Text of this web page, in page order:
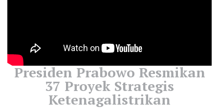
Presiden Prabowo Resmikan
37 Proyek Strategis
Ketenagalistrikan